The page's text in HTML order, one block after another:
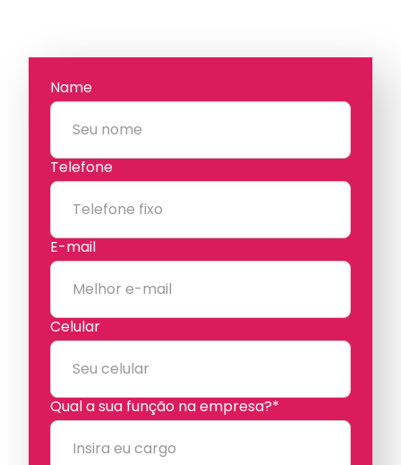
Name
Telefone
E-mail
Celular
Qual a sua função na empresa?*